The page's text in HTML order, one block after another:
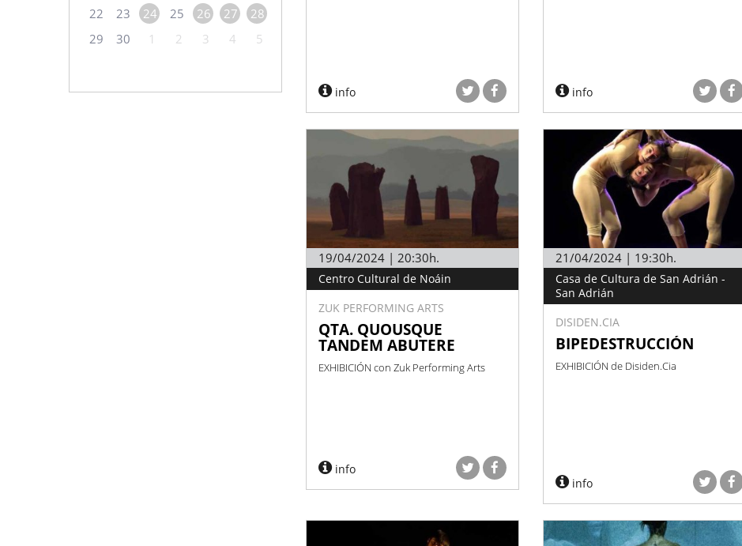
info info
19/04/2024 | 20:30h.
Centro Cultural de Noáin
ZUK PERFORMING ARTS
QTA. QUOUSQUE
TANDEM ABUTERE
EXHIBICIÓN con Zuk Performing Arts
info
21/04/2024 | 19:30h.
Casa de Cultura de San Adrián -
San Adrián
DISIDEN.CIA
BIPEDESTRUCCIÓN
EXHIBICIÓN de Disiden.Cia
info
22
23 24 25 26 27
28
29
30 1 2 3 4 5